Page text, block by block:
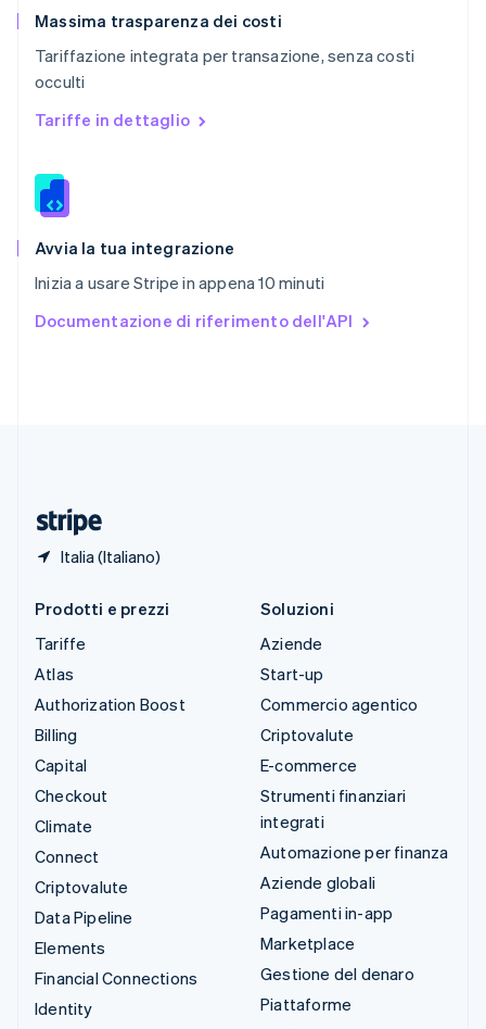
Massima trasparenza dei costi
Tariffazione integrata per transazione, senza costi
occulti
Tariffe in dettaglio
Avvia la tua integrazione
Inizia a usare Stripe in appena 10 minuti
Documentazione di riferimento dell'API
Italia (Italiano)
English
English
Romania
English
Slovacchia
Slovenia
English Italiano
EspañolEnglish
English Español 简体中文
Prodotti e prezzi
Tariffe
Atlas
Authorization Boost
Billing
Capital
Checkout
Climate
Connect
Criptovalute
Data Pipeline
Elements
Financial Connections
Identity
Soluzioni
Aziende
Start-up
Commercio agentico
Criptovalute
E-commerce
Strumenti finanziari
integrati
Automazione per finanza
Aziende globali
Pagamenti in-app
Marketplace
Gestione del denaro
Piattaforme